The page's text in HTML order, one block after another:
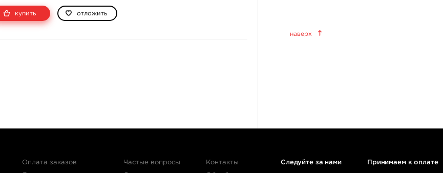
купить отложить
World Famous Tattoo Ink
наверх
Оплата заказов Частые вопросы Контакты Следуйте за нами Принимаем к оплате